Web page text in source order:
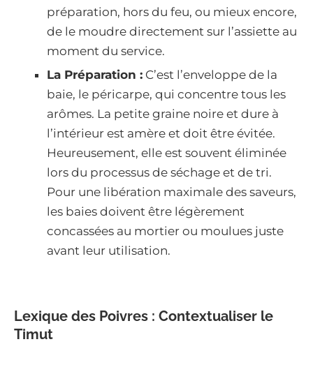
préparation, hors du feu, ou mieux encore,
de le moudre directement sur l’assiette au
moment du service.
La Préparation : C’est l’enveloppe de la
baie, le péricarpe, qui concentre tous les
arômes. La petite graine noire et dure à
l’intérieur est amère et doit être évitée.
Heureusement, elle est souvent éliminée
lors du processus de séchage et de tri.
Pour une libération maximale des saveurs,
les baies doivent être légèrement
concassées au mortier ou moulues juste
avant leur utilisation.
Lexique des Poivres : Contextualiser le
Timut